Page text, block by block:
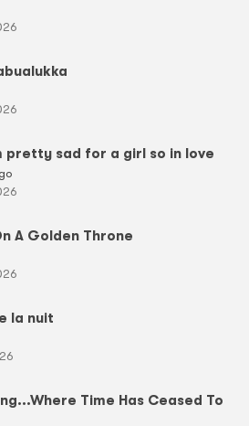
pretty sad for a girl so in love
A Golden Throne
la nuit
Time Has Ceased To